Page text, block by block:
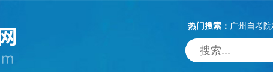
热门搜索： 广州自考